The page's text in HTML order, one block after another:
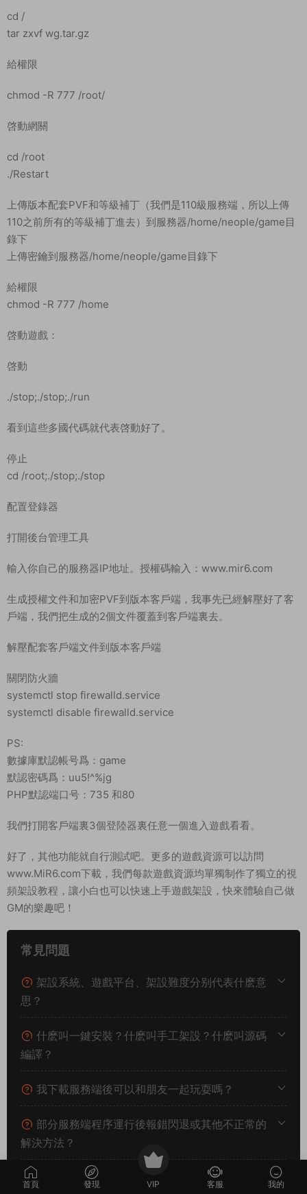
cd /
tar zxvf wg.tar.gz
給權限
chmod -R 777 /root/
啓動網關
cd /root
./Restart
上傳版本配套PVF和等級補丁（我們是110級服務端，所以上傳
110之前所有的等級補丁進去）到服務器/home/neople/game目
錄下
上傳密鑰到服務器/home/neople/game目錄下
給權限
chmod -R 777 /home
啓動遊戲：
啓動
./stop;./stop;./run
看到這些多國代碼就代表啓動好了。
停止
cd /root;./stop;./stop
配置登錄器
打開後台管理工具
輸入你自己的服務器IP地址。授權碼輸入：www.mir6.com
生成授權文件和加密PVF到版本客戶端，我事先已經解壓好了客
戶端，我們把生成的2個文件覆蓋到客戶端裏去。
解壓配套客戶端文件到版本客戶端
關閉防火牆
systemctl stop firewalld.service
systemctl disable firewalld.service
PS:
數據庫默認帳号爲：game
默認密碼爲：uu5!^%jg
PHP默認端口号：735 和80
我們打開客戶端裏3個登陸器裏任意一個進入遊戲看看。
好了，其他功能就自行測試吧。更多的遊戲資源可以訪問
www.MiR6.com下載，我們每款遊戲資源均單獨制作了獨立的視
頻架設教程，讓小白也可以快速上手遊戲架設，快來體驗自己做
GM的樂趣吧！
常見問題
架設系統、遊戲平台、架設難度分别代表什麽意
思？
什麽叫一鍵安裝？什麽叫手工架設？什麽叫源碼
編譯？
我下載服務端後可以和朋友一起玩耍嗎？
部分服務端程序運行後報錯閃退或其他不正常的
解決方法？
我看到網站上的源碼軟件發布時間已經是很多年
首頁 發現 VIP 客服 我的